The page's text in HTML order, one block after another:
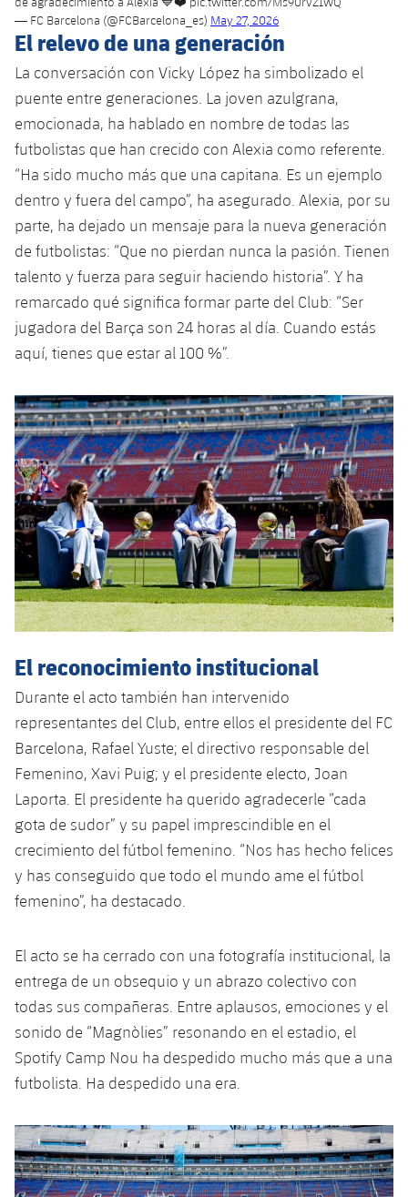
— FC Barcelona (@FCBarcelona_es) May 27, 2026
El relevo de una generación
La conversación con Vicky López ha simbolizado el
puente entre generaciones. La joven azulgrana,
emocionada, ha hablado en nombre de todas las
futbolistas que han crecido con Alexia como referente.
“Ha sido mucho más que una capitana. Es un ejemplo
dentro y fuera del campo”, ha asegurado. Alexia, por su
parte, ha dejado un mensaje para la nueva generación
de futbolistas: “Que no pierdan nunca la pasión. Tienen
talento y fuerza para seguir haciendo historia”. Y ha
remarcado qué significa formar parte del Club: “Ser
jugadora del Barça son 24 horas al día. Cuando estás
aquí, tienes que estar al 100 %”.
El reconocimiento institucional
Durante el acto también han intervenido
representantes del Club, entre ellos el presidente del FC
Barcelona, Rafael Yuste; el directivo responsable del
Femenino, Xavi Puig; y el presidente electo, Joan
Laporta. El presidente ha querido agradecerle “cada
gota de sudor” y su papel imprescindible en el
crecimiento del fútbol femenino. “Nos has hecho felices
y has conseguido que todo el mundo ame el fútbol
femenino”, ha destacado.
El acto se ha cerrado con una fotografía institucional, la
entrega de un obsequio y un abrazo colectivo con
todas sus compañeras. Entre aplausos, emociones y el
sonido de “Magnòlies” resonando en el estadio, el
Spotify Camp Nou ha despedido mucho más que a una
futbolista. Ha despedido una era.
Anterior
label.aria.chevronleft Siguiente